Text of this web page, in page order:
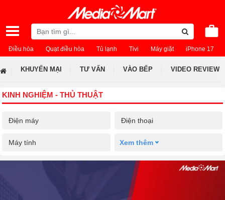
Điều hòa Quạt điều hòa Tủ lạnh Tivi Máy giặt iPhone 17
KHUYẾN MẠI TƯ VẤN VÀO BẾP VIDEO REVIEW
KINH NGHIỆM - THỦ THUẬT
Điện máy Điện thoại
Máy tính Xem thêm